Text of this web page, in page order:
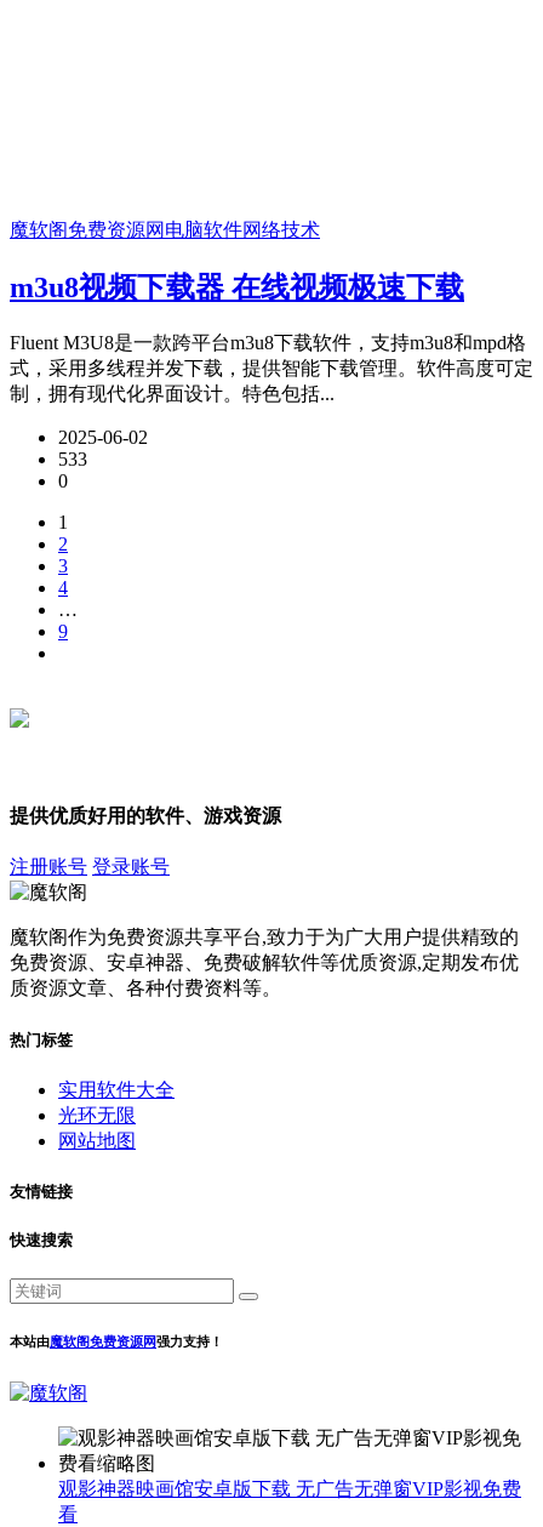
魔软阁免费资源网 电脑软件网络技术
m3u8视频下载器 在线视频极速下载
Fluent M3U8是一款跨平台m3u8下载软件，支持m3u8和mpd格
式，采用多线程并发下载，提供智能下载管理。软件高度可定
制，拥有现代化界面设计。特色包括...
2025-06-02
533
0
1
2
3
4
…
9
提供优质好用的软件、游戏资源
注册账号 登录账号
魔软阁作为免费资源共享平台,致力于为广大用户提供精致的
免费资源、安卓神器、免费破解软件等优质资源,定期发布优
质资源文章、各种付费资料等。
热门标签
实用软件大全
光环无限
网站地图
友情链接
快速搜索
本站由魔软阁免费资源网强力支持！
观影神器映画馆安卓版下载 无广告无弹窗VIP影视免费
看